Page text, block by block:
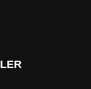
29.07.2024 22:44